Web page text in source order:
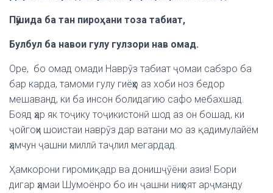
Пӯшида ба тан пироҳани тоза табиат,
Булбул ба навои гулу гулзори нав омад.
Оре, бо омад омади Наврӯз табиат ҷомаи сабзро ба
бар карда, тамоми гулу гиёҳҳо аз хоби ноз бедор
мешаванд, ки ба инсон болидагию сафо мебахшад.
Бояд ҳар як тоҷику тоҷикистонӣ шод аз он бошад, ки
ҷойгоҳи шоистаи наврӯз дар ватани мо аз қадимулайём
ҳамчун ҷашни миллӣ таҷлил мегардад.
Ҳамкорони гиромиқадр ва донишҷӯёни азиз! Бори
дигар ҳамаи Шумоёнро бо ин ҷашни ниҳоят арҷманду